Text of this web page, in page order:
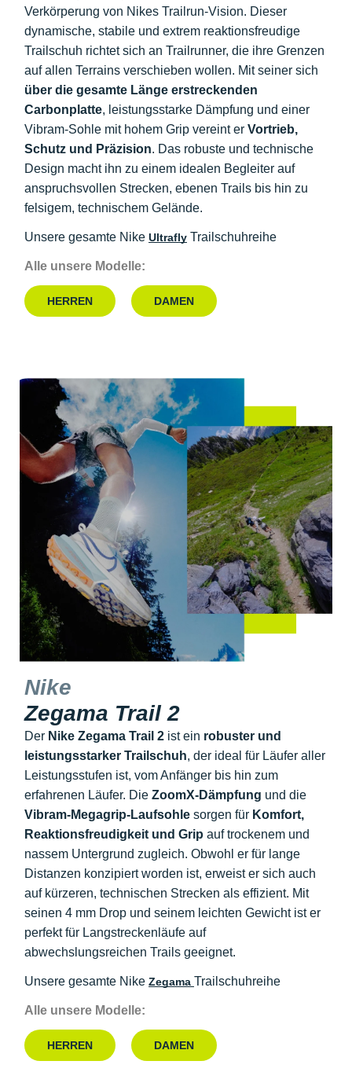
Verkörperung von Nikes Trailrun-Vision. Dieser
dynamische, stabile und extrem reaktionsfreudige
Trailschuh richtet sich an Trailrunner, die ihre Grenzen
auf allen Terrains verschieben wollen. Mit seiner sich
über die gesamte Länge erstreckenden
Carbonplatte, leistungsstarke Dämpfung und einer
Vibram-Sohle mit hohem Grip vereint er Vortrieb,
Schutz und Präzision. Das robuste und technische
Design macht ihn zu einem idealen Begleiter auf
anspruchsvollen Strecken, ebenen Trails bis hin zu
felsigem, technischem Gelände.
Unsere gesamte Nike Ultrafly Trailschuhreihe
Alle unsere Modelle:
HERREN DAMEN
Nike
Zegama Trail 2
Der Nike Zegama Trail 2 ist ein robuster und
leistungsstarker Trailschuh, der ideal für Läufer aller
Leistungsstufen ist, vom Anfänger bis hin zum
erfahrenen Läufer. Die ZoomX-Dämpfung und die
Vibram-Megagrip-Laufsohle sorgen für Komfort,
Reaktionsfreudigkeit und Grip auf trockenem und
nassem Untergrund zugleich. Obwohl er für lange
Distanzen konzipiert worden ist, erweist er sich auch
auf kürzeren, technischen Strecken als effizient. Mit
seinen 4 mm Drop und seinem leichten Gewicht ist er
perfekt für Langstreckenläufe auf
abwechslungsreichen Trails geeignet.
Unsere gesamte Nike Zegama Trailschuhreihe
Alle unsere Modelle:
HERREN DAMEN